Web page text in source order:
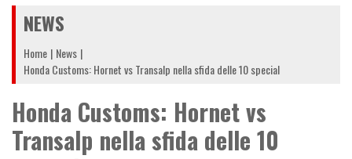
NEWS
Home News
Honda Customs: Hornet vs Transalp nella sfida delle 10 special
Honda Customs: Hornet vs
Transalp nella sfida delle 10